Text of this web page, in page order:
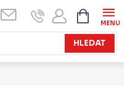
HLEDAT
KOŠÍK